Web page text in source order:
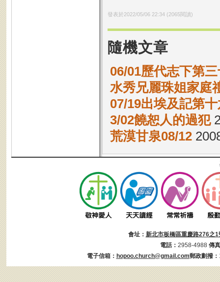
發表於2022/05/06 22:34(2065閱讀)
隨機文章
06/01歷代志下第
水秀兄麗珠姐家庭
07/19出埃及記第
3/02饒恕人的過犯
荒漠甘泉08/12
會址： 新北市板橋區重慶路276之1
電話： 2958-4988 傳
電子信箱： hopoo.church@gmail.com郵政劃撥：